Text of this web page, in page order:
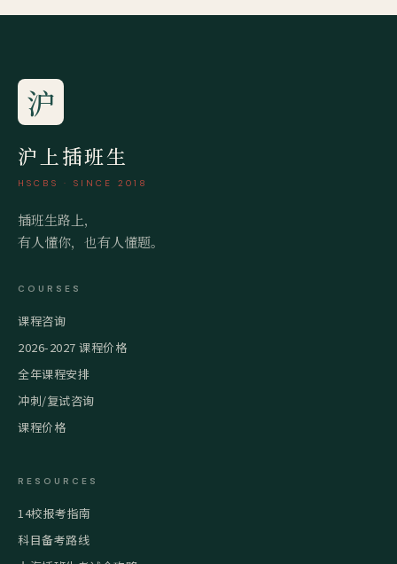
沪
沪上插班生
HSCBS · SINCE 2018
插班生路上，
有人懂你，也有人懂题。
COURSES
课程咨询
2026-2027 课程价格
全年课程安排
冲刺/复试咨询
课程价格
RESOURCES
14校报考指南
科目备考路线